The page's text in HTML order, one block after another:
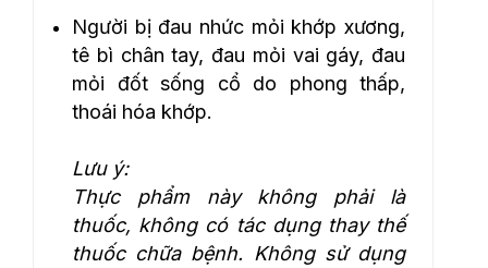
Người bị đau nhức mỏi khớp xương,
tê bì chân tay, đau mỏi vai gáy, đau
mỏi đốt sống cổ do phong thấp,
thoái hóa khớp.
Lưu ý:
Thực phẩm này không phải là
thuốc, không có tác dụng thay thế
thuốc chữa bệnh. Không sử dụng